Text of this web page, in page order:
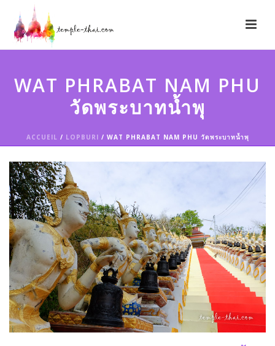
WAT PHRABAT NAM PHU
วัดพระบาทน้ำพุ
ACCUEIL / LOPBURI / WAT PHRABAT NAM PHU วัดพระบาทน้ำพุ